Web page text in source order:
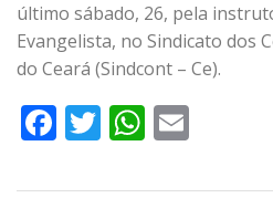
último sábado, 26, pela
Evangelista, no Sindicato dos
do Ceará (Sindcont – Ce).
Facebook
Twitter